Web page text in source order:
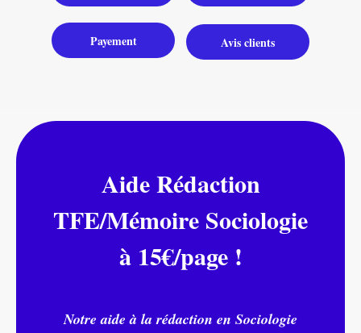
Payement Avis clients
Aide Rédaction
TFE/Mémoire Sociologie
à 15€/page !
Notre aide à la rédaction en Sociologie